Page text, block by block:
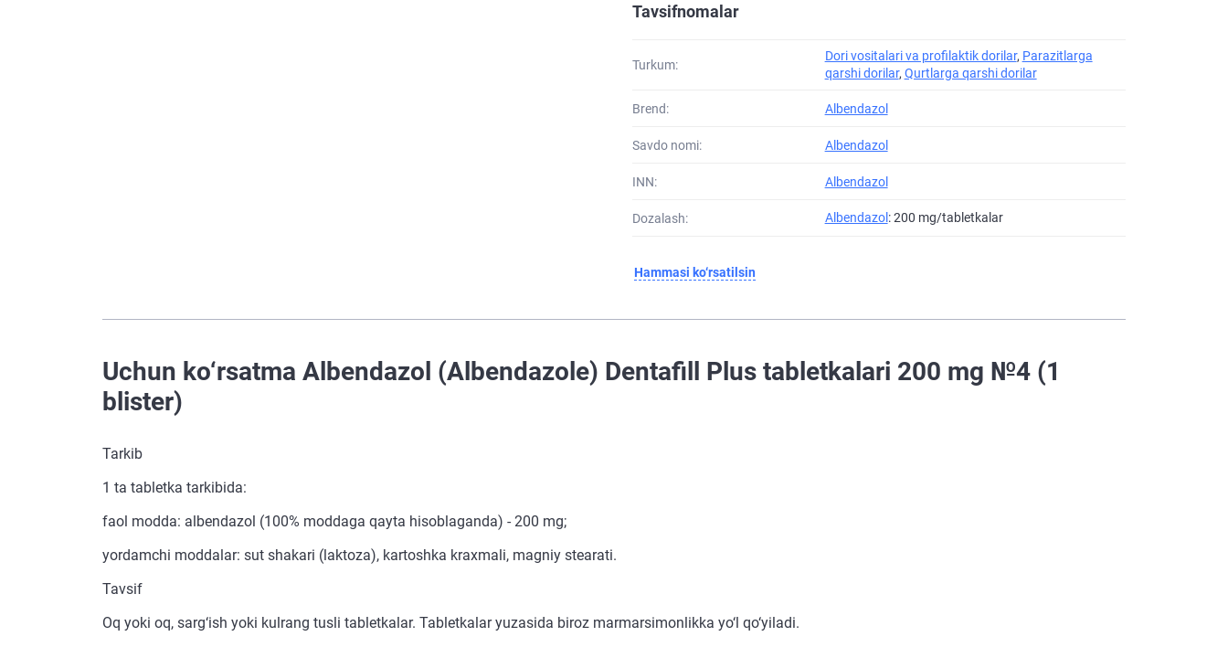
Tavsifnomalar
Turkum:
Dori vositalari va profilaktik dorilar, Parazitlarga
qarshi dorilar, Qurtlarga qarshi dorilar
Brend: Albendazol
Savdo nomi: Albendazol
INN: Albendazol
Dozalash: Albendazol : 200 mg/tabletkalar
Hammasi ko‘rsatilsin
Uchun ko‘rsatma Albendazol (Albendazole) Dentafill Plus tabletkalari 200 mg №4 (1
blister)
Tarkib
1 ta tabletka tarkibida:
faol modda: albendazol (100% moddaga qayta hisoblaganda) - 200 mg;
yordamchi moddalar: sut shakari (laktoza), kartoshka kraxmali, magniy stearati.
Tavsif
Oq yoki oq, sarg‘ish yoki kulrang tusli tabletkalar. Tabletkalar yuzasida biroz marmarsimonlikka yo‘l qo‘yiladi.